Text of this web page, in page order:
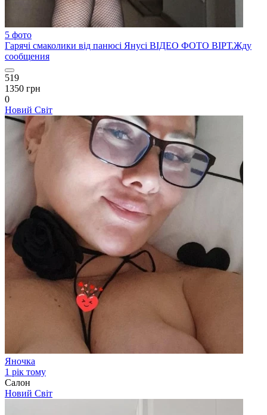
5 фото
Гарячі смаколики від панюсі Янусі ВІДЕО ФОТО ВІРТ.Жду
сообщения
519
1350 грн
0
Новий Світ
Яночка
1 рік тому
Салон
Новий Світ